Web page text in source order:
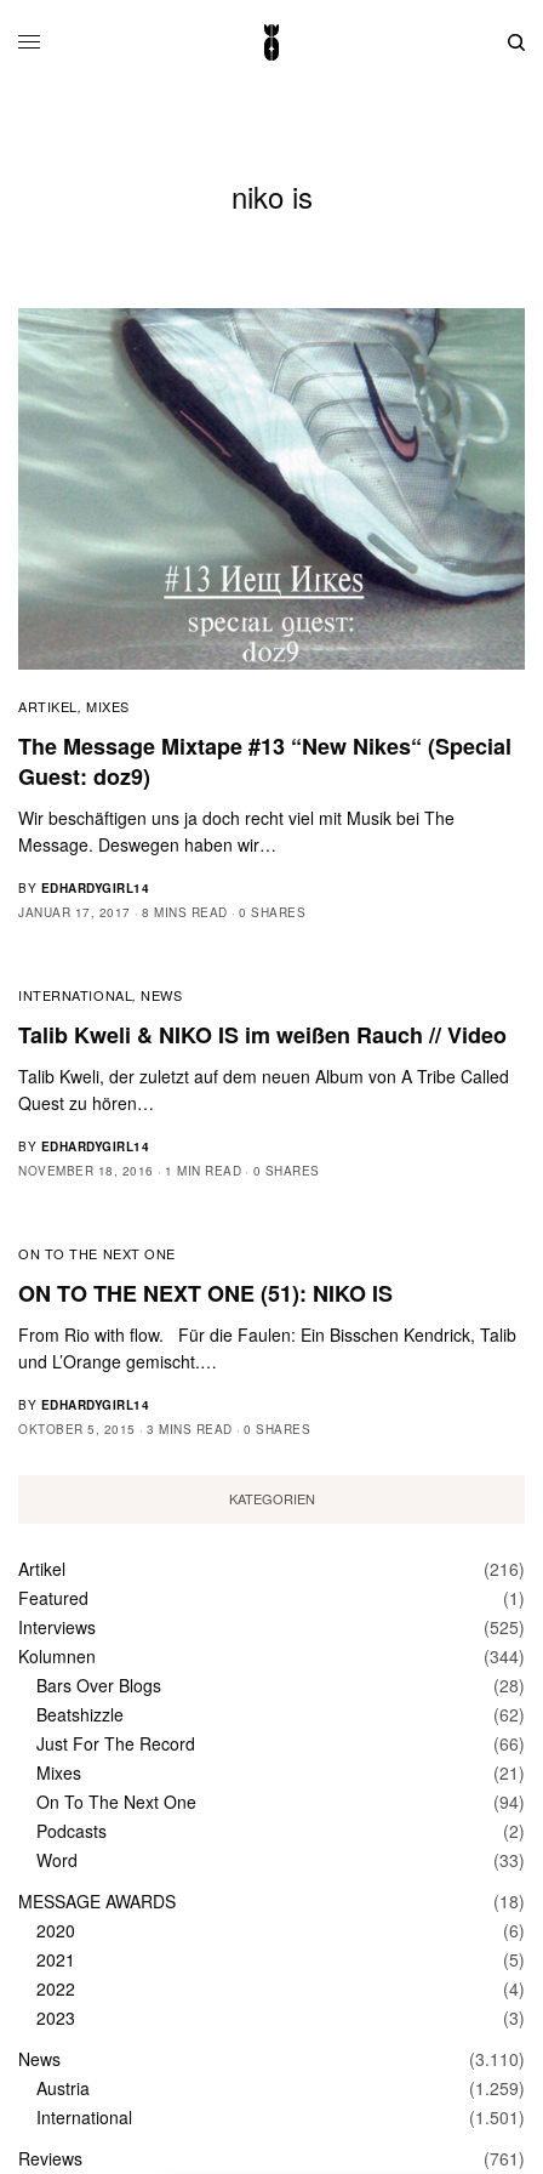
niko is
ARTIKEL , MIXES
The Message Mixtape #13 “New Nikes“ (Special
Guest: doz9)
Wir beschäftigen uns ja doch recht viel mit Musik bei The
Message. Deswegen haben wir…
BY EDHARDYGIRL14
JANUAR 17, 2017
8 MINS READ 0 SHARES
INTERNATIONAL ,NEWS
Talib Kweli & NIKO IS im weißen Rauch // Video
Talib Kweli, der zuletzt auf dem neuen Album von A Tribe Called
Quest zu hören…
BY EDHARDYGIRL14
NOVEMBER 18, 2016
1 MIN READ 0 SHARES
ON TO THE NEXT ONE
ON TO THE NEXT ONE (51): NIKO IS
From Rio with flow. Für die Faulen: Ein Bisschen Kendrick, Talib
und L’Orange gemischt.…
BY EDHARDYGIRL14
OKTOBER 5, 2015
3 MINS READ 0 SHARES
KATEGORIEN
Artikel
(216)
Featured
(1)
Interviews
(525)
Kolumnen
(344)
Bars Over Blogs
(28)
Beatshizzle
(62)
Just For The Record
(66)
Mixes
(21)
On To The Next One
(94)
Podcasts
(2)
Word
(33)
MESSAGE AWARDS
(18)
2020
(6)
2021
(5)
2022
(4)
2023
(3)
News
(3.110)
Austria
(1.259)
International
(1.501)
Reviews
(761)